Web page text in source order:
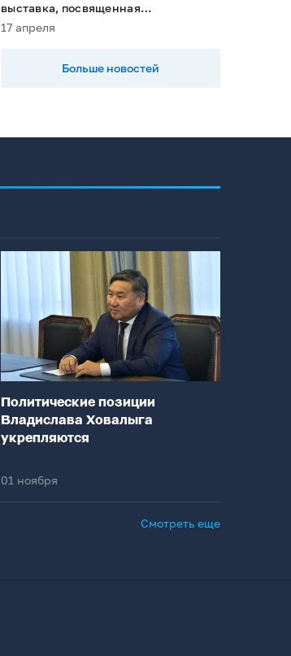
выставка, посвященная
национальным проектам
17 апреля
Больше новостей
Политические позиции
Владислава Ховалыга
укрепляются
01 ноября
Смотреть еще